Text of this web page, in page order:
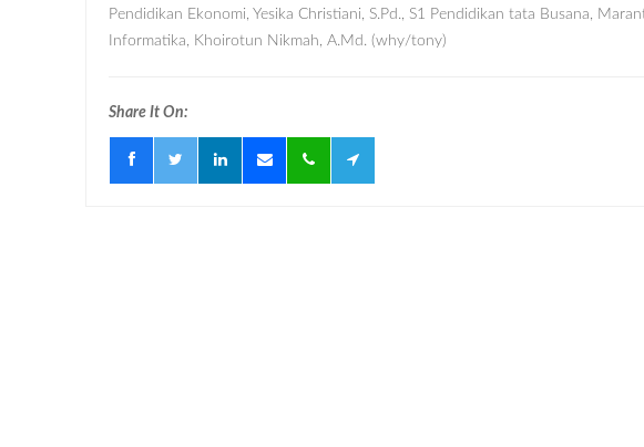
Pendidikan Ekonomi, Yesika Christiani, S.Pd., S1 Pendidikan tata Busana,
Informatika, Khoirotun Nikmah, A.Md. (why/tony)
Share It On: